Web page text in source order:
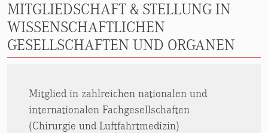
MITGLIEDSCHAFT & STELLUNG IN
WISSENSCHAFTLICHEN
GESELLSCHAFTEN UND ORGANEN
Mitglied in zahlreichen nationalen und
internationalen Fachgesellschaften
(Chirurgie und Luftfahrtmedizin)